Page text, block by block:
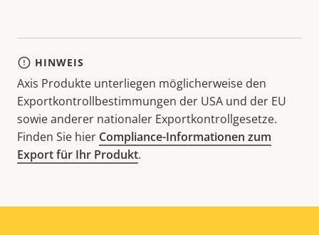
HINWEIS
Axis Produkte unterliegen möglicherweise den
Exportkontrollbestimmungen der USA und der EU
sowie anderer nationaler Exportkontrollgesetze.
Finden Sie hier Compliance-Informationen zum
Export für Ihr Produkt.